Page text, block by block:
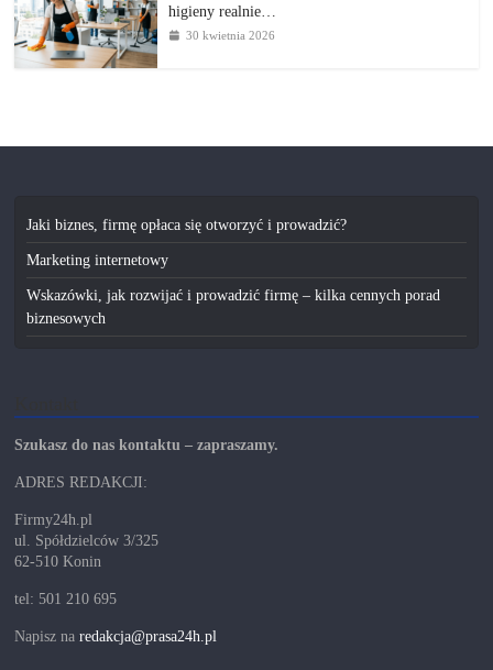
higieny realnie…
30 kwietnia 2026
Jaki biznes, firmę opłaca się otworzyć i prowadzić?
Marketing internetowy
Wskazówki, jak rozwijać i prowadzić firmę – kilka cennych porad
biznesowych
Szukasz do nas kontaktu – zapraszamy.
ADRES REDAKCJI:
Firmy24h.pl
ul. Spółdzielców 3/325
62-510 Konin
tel: 501 210 695
Napisz naredakcja@prasa24h.pl